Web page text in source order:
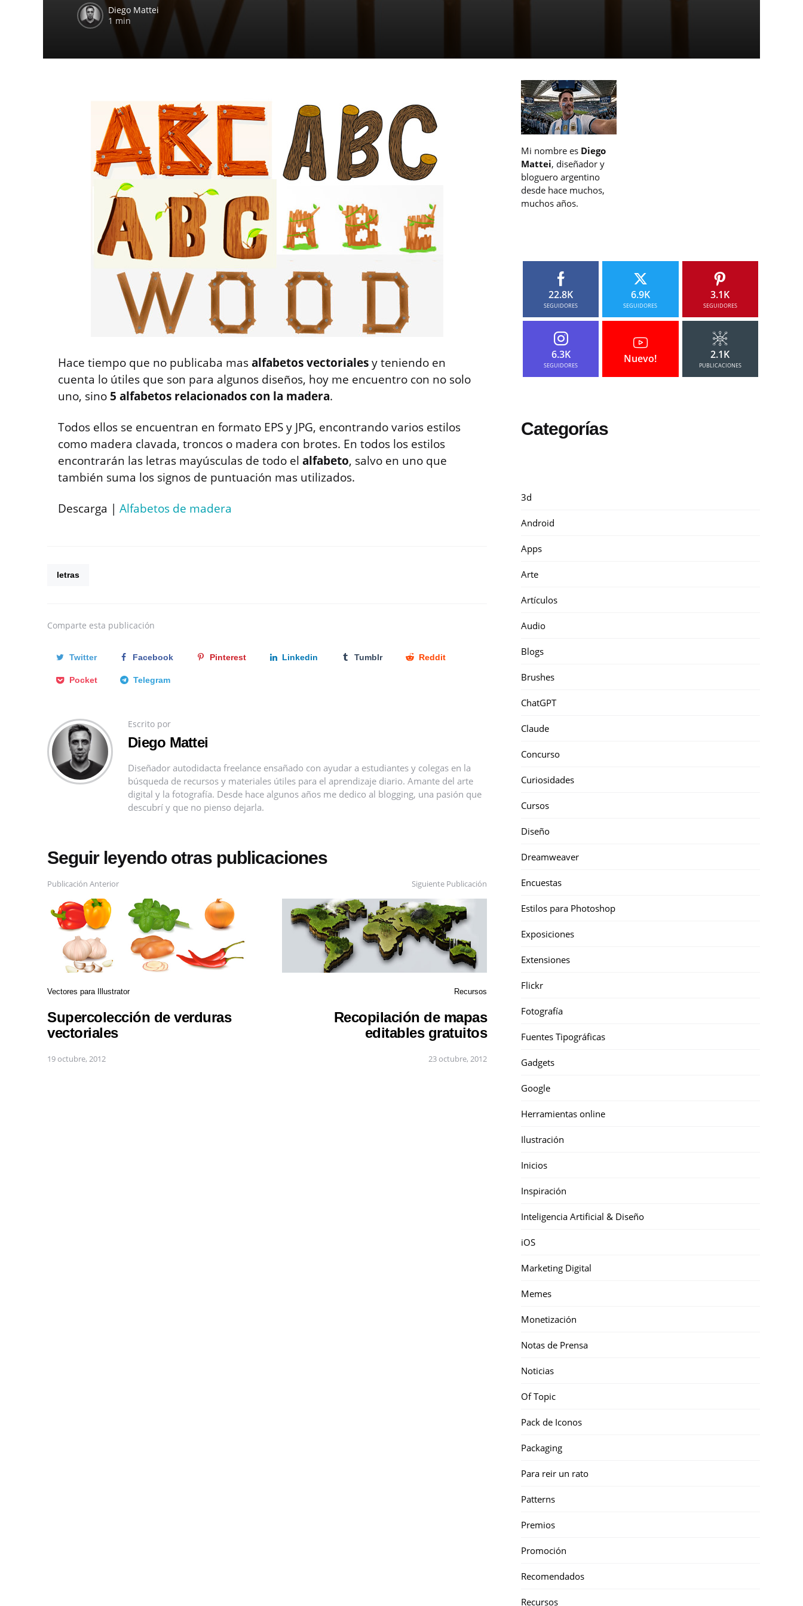
Diego Mattei
1 min
Hace tiempo que no publicaba masalfabetos vectorialesy teniendo en
cuenta lo útiles que son para algunos diseños, hoy me encuentro con no solo
uno, sino 5 alfabetos relacionados con la madera.
Todos ellos se encuentran en formato EPS y JPG, encontrando varios estilos
como madera clavada, troncos o madera con brotes. En todos los estilos
encontrarán las letras mayúsculas de todo el alfabeto, salvo en uno que
también suma los signos de puntuación mas utilizados.
Descarga | Alfabetos de madera
letras
Comparte esta publicación
Twitter Facebook Pinterest Linkedin Tumblr Reddit
Pocket Telegram
Escrito por
Diego Mattei
Diseñador autodidacta freelance ensañado con ayudar a estudiantes y colegas en la
búsqueda de recursos y materiales útiles para el aprendizaje diario. Amante del arte
digital y la fotografía. Desde hace algunos años me dedico al blogging, una pasión que
descubrí y que no pienso dejarla.
Seguir leyendo otras publicaciones
Publicación Anterior
Vectores para Illustrator
Supercolección de verduras
vectoriales
19 octubre, 2012
Siguiente Publicación
Recursos
Recopilación de mapas
editables gratuitos
23 octubre, 2012
Mi nombre es Diego
Mattei, diseñador y
bloguero argentino
desde hace muchos,
muchos años.
22.8K
SEGUIDORES
6.9K
SEGUIDORES
3.1K
SEGUIDORES
6.3K
SEGUIDORES
Nuevo! 2.1K
PUBLICACIONES
Categorías
3d
Android
Apps
Arte
Artículos
Audio
Blogs
Brushes
ChatGPT
Claude
Concurso
Curiosidades
Cursos
Diseño
Dreamweaver
Encuestas
Estilos para Photoshop
Exposiciones
Extensiones
Flickr
Fotografía
Fuentes Tipográficas
Gadgets
Google
Herramientas online
Ilustración
Inicios
Inspiración
Inteligencia Artificial & Diseño
iOS
Marketing Digital
Memes
Monetización
Notas de Prensa
Noticias
Of Topic
Pack de Iconos
Packaging
Para reir un rato
Patterns
Premios
Promoción
Recomendados
Recursos